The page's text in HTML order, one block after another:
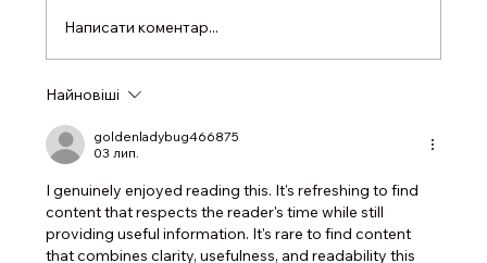
кампанію і не злити бюджет
Написати коментар...
Найновіші
goldenladybug466875
03 лип.
I genuinely enjoyed reading this. It's refreshing to find
content that respects the reader's time while still
providing useful information. It's rare to find content
that combines clarity, usefulness, and readability this